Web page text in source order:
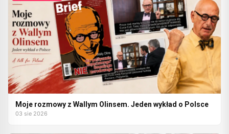
Moje rozmowy z Wallym Olinsem. Jeden wykład o Polsce
03 sie 2026